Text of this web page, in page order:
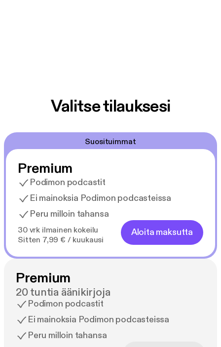
Valitse tilauksesi
Suosituimmat
Premium
Podimon podcastit
Ei mainoksia Podimon podcasteissa
Peru milloin tahansa
30 vrk ilmainen kokeilu
Sitten 7,99 € / kuukausi
Aloita maksutta
Premium
20 tuntia äänikirjoja
Podimon podcastit
Ei mainoksia Podimon podcasteissa
Peru milloin tahansa